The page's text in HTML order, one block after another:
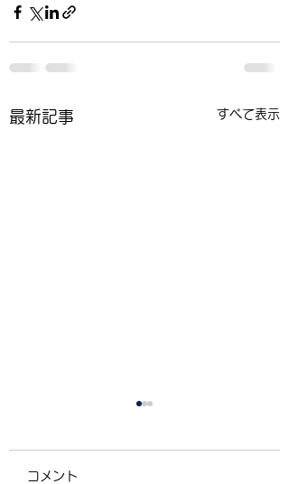
最新記事 すべて表示
コメント